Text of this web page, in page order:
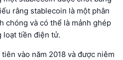
rằng stablecoin là một phân
chóng và có thể là mảnh ghép
loạt tiền điện tử.
vào năm 2018 và được niêm